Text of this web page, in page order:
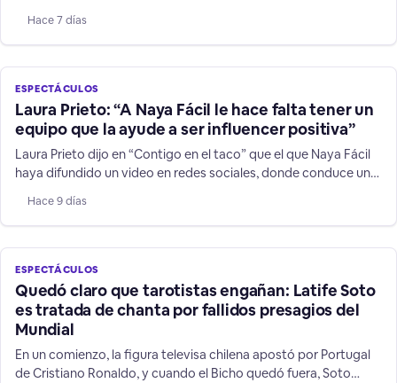
Hace 7 días
ESPECTÁCULOS
Laura Prieto: “A Naya Fácil le hace falta tener un
equipo que la ayude a ser influencer positiva”
Laura Prieto dijo en “Contigo en el taco” que el que Naya Fácil
haya difundido un video en redes sociales, donde conduce un
irresponsabilidad sobre todo frente a niños y jóvenes que la
siguen.
Hace 9 días
ESPECTÁCULOS
Quedó claro que tarotistas engañan: Latife Soto
es tratada de chanta por fallidos presagios del
Mundial
En un comienzo, la figura televisa chilena apostó por Portugal
de Cristiano Ronaldo, y cuando el Bicho quedó fuera, Soto